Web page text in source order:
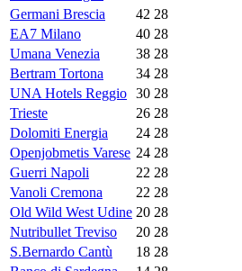
Germani Brescia
42 28
EA7 Milano
40 28
Umana Venezia
38 28
Bertram Tortona
34 28
UNA Hotels Reggio 30 28
Trieste
26 28
Dolomiti Energia
24 28
Openjobmetis Varese 24 28
Guerri Napoli
22 28
Vanoli Cremona
22 28
Old Wild West Udine 20 28
Nutribullet Treviso
20 28
S.Bernardo Cantù
18 28